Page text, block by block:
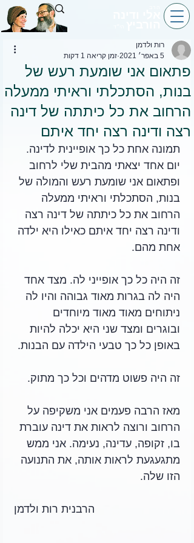
פתאום אני שומעת רעש של
בנות, הסתכלתי וראיתי ממעלה
הרחוב את כל כיתתה של דינה
רצה ודינה רצה יחד איתם
רות ולדמן
5 באפר׳ 2021
זמן קריאה 1 דקות
תמונה אחת כל כך אופיינית לדינה.
יום אחד יצאתי מהבית שלי לרחוב
ופתאום אני שומעת רעש והמולה של
בנות, הסתכלתי וראיתי ממעלה
הרחוב את כל כיתתה של דינה רצה
ודינה רצה יחד איתם כאילו היא ילדה
אחת מהם.
זה היה כל כך אופייני לה. מצד אחד
היה לה בגרות מאוד גבוהה והיו לה
ניתוחים מאוד מאוד מיוחדים
ובוגרים ומצד שני היא יכלה להיות
באופן כל כך טבעי הילדה עם הבנות.
זה היה פשוט מדהים וכל כך מתוק.
מאז הרבה פעמים אני משקיפה על
הרחוב ורוצה לראות את דינה עוברת
בו, זקופה, עדינה, נעימה. אני ממש
מתגעגעת לראות אותה, את התנועה
הזו שלה.
הרבנית רות ולדמן